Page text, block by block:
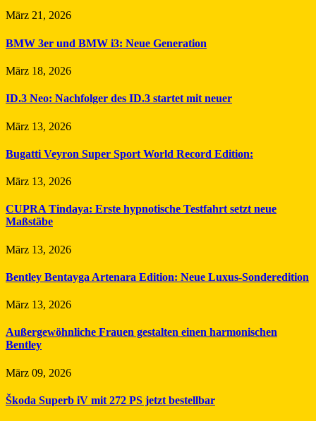
März 21, 2026
BMW 3er und BMW i3: Neue Generation
März 18, 2026
ID.3 Neo: Nachfolger des ID.3 startet mit neuer
März 13, 2026
Bugatti Veyron Super Sport World Record Edition:
März 13, 2026
CUPRA Tindaya: Erste hypnotische Testfahrt setzt neue
Maßstäbe
März 13, 2026
Bentley Bentayga Artenara Edition: Neue Luxus-Sonderedition
März 13, 2026
Außergewöhnliche Frauen gestalten einen harmonischen
Bentley
März 09, 2026
Škoda Superb iV mit 272 PS jetzt bestellbar